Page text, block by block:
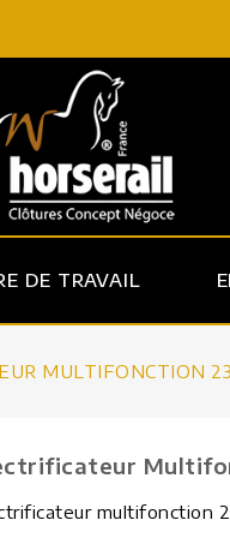
DE TRAVAIL
MULTIFONCTION
multifonction